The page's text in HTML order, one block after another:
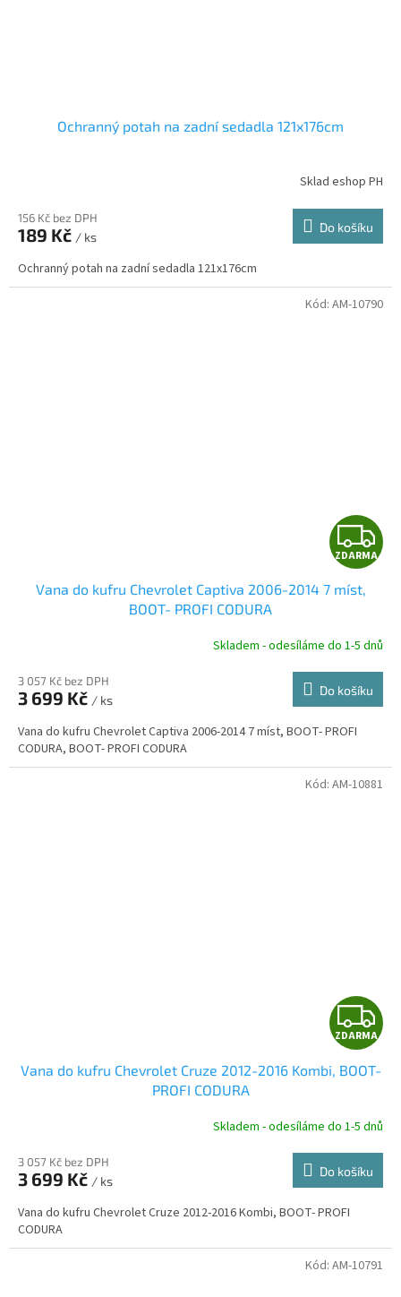
Ochranný potah na zadní sedadla 121x176cm
Sklad eshop PH
156 Kč bez DPH
189 Kč / ks
Do košíku
Ochranný potah na zadní sedadla 121x176cm
Z
D
R
ZDARMA
Vana do kufru Chevrolet Captiva 2006-2014 7 míst,
BOOT- PROFI CODURA
Skladem - odesíláme do 1-5 dnů
3 057 Kč bez DPH
3 699 Kč / ks
Do košíku
Vana do kufru Chevrolet Captiva 2006-2014 7 míst, BOOT- PROFI
CODURA, BOOT- PROFI CODURA
Kód: AM-10790
Z
D
R
ZDARMA
Vana do kufru Chevrolet Cruze 2012-2016 Kombi, BOOT-
PROFI CODURA
Skladem - odesíláme do 1-5 dnů
3 057 Kč bez DPH
3 699 Kč / ks
Do košíku
Vana do kufru Chevrolet Cruze 2012-2016 Kombi, BOOT- PROFI
CODURA
Kód: AM-10881
Kód: AM-10791